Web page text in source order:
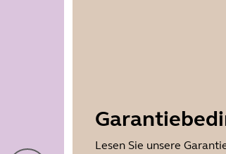
Lesen Sie unsere